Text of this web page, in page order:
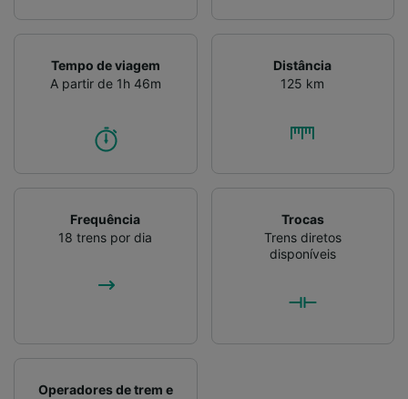
Tempo de viagem
A partir de 1h 46m
Distância
125 km
Frequência
18 trens por dia
Trocas
Trens diretos
disponíveis
Operadores de trem e